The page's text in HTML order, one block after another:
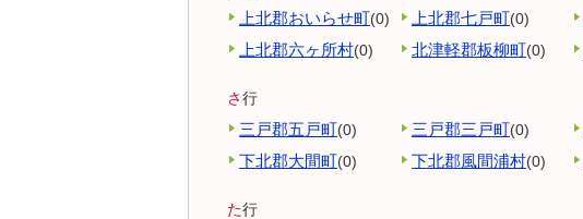
上北郡おいらせ町(0) 上北郡七戸町(0)
上北郡六ヶ所村(0) 北津軽郡板柳町(0)
さ行
三戸郡五戸町(0) 三戸郡三戸町(0)
下北郡大間町(0) 下北郡風間浦村(0)
た行